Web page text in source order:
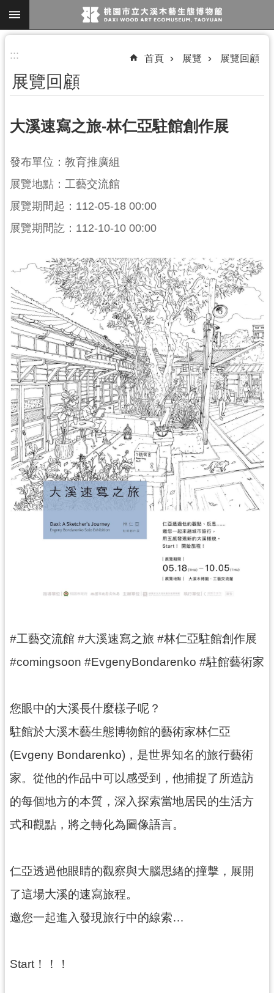
跳到主要內容區塊
搜
尋
參
資
訊
展
便
服
務
活
動
研
究
學
習
資
源
認
識
木
工
地
版
與
文
商
品
回
網
站
導
覽
信
::: 首頁 展覽 展覽回顧
展覽回顧
大溪速寫之旅-林仁亞駐館創作展
發布單位：教育推廣組
展覽地點：工藝交流館
展覽期間起：112-05-18 00:00
展覽期間訖：112-10-10 00:00
#工藝交流館 #大溪速寫之旅 #林仁亞駐館創作展
#comingsoon #EvgenyBondarenko #駐館藝術家
您眼中的大溪長什麼樣子呢？
駐館於大溪木藝生態博物館的藝術家林仁亞
(Evgeny Bondarenko)，是世界知名的旅行藝術
家。從他的作品中可以感受到，他捕捉了所造訪
的每個地方的本質，深入探索當地居民的生活方
式和觀點，將之轉化為圖像語言。
仁亞透過他眼睛的觀察與大腦思緒的撞擊，展開
了這場大溪的速寫旅程。
邀您一起進入發現旅行中的線索…
Start！！！